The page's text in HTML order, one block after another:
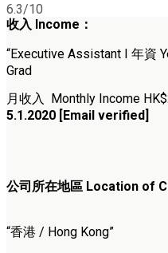
6.3/10
收入 Income：
“Executive Assistant I 年資
Grad
月收入 Monthly Income
5.1.2020 [Email verified]
公司所在地區 Location of
“香港 / Hong Kong”